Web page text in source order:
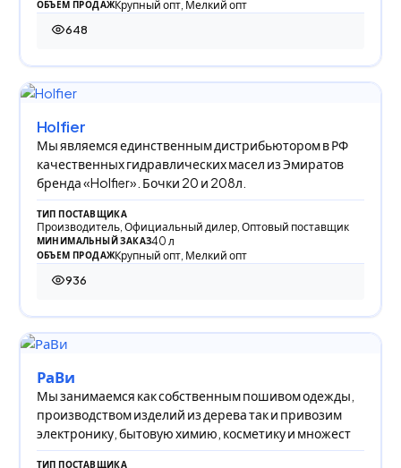
ОБЪЕМ ПРОДАЖКрупный опт, Мелкий опт
648
648 просмотров
Holfier
Мы являемся единственным дистрибьютором в РФ
качественных гидравлических масел из Эмиратов
бренда «Holfier». Бочки 20 и 208л.
ТИП ПОСТАВЩИКА
Производитель, Официальный дилер, Оптовый поставщик
МИНИМАЛЬНЫЙ ЗАКАЗ40 л
ОБЪЕМ ПРОДАЖКрупный опт, Мелкий опт
936
936 просмотров
РаВи
Мы занимаемся как собственным пошивом одежды,
производством изделий из дерева так и привозим
электронику, бытовую химию, косметику и множест
ТИП ПОСТАВЩИКА